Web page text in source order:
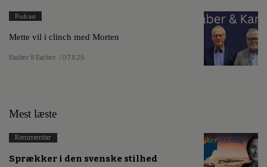
Podcast
Mette vil i clinch med Morten
Kaaber & Karker / 07.8.26
Mest læste
Kommentar
Sprækker i den svenske stilhed